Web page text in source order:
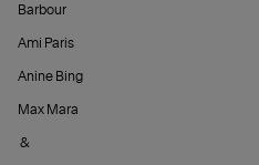
Barbour
Ami Paris
Anine Bing
Max Mara
&